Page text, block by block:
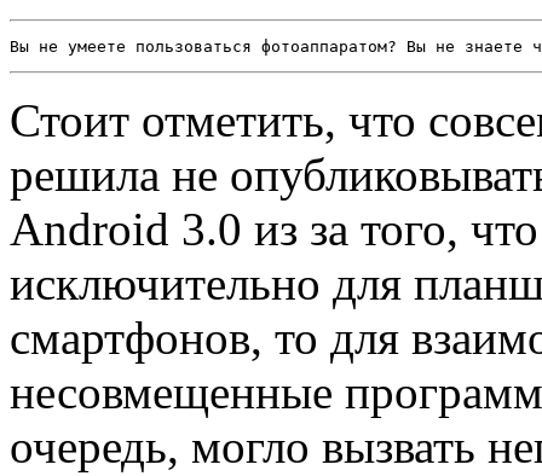
Вы не умеете пользоваться фотоаппаратом? Вы не
Стоит отметить, что
решила не
Android 3.0 из за того,
исключительно для
смартфонов, то для
несовмещенные
очередь, могло вызвать